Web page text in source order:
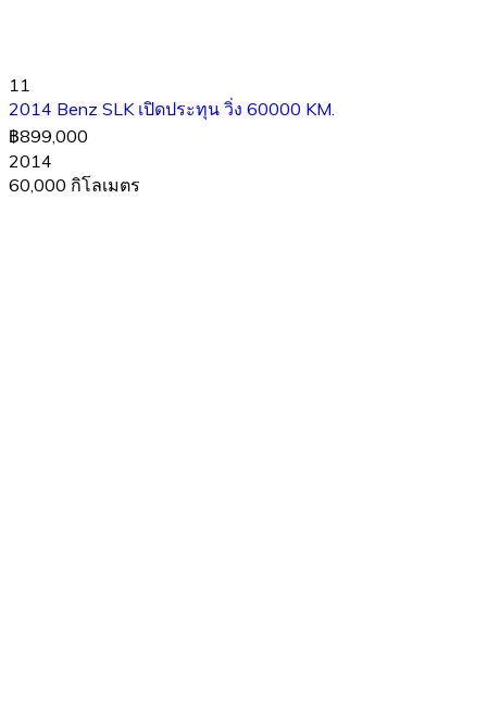
11
2014 Benz SLK เปิดประทุน วิ่ง 60000 KM.
฿899,000
2014
60,000 กิโลเมตร